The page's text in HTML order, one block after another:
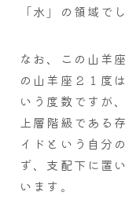
「水」の領域で
なお、この山羊
の山羊座２１度
いう度数ですが
上層階級である
イドという自分
ず、支配下に置
います。